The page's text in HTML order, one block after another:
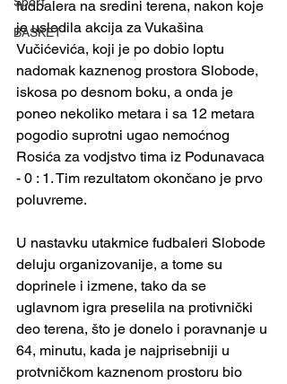
BASKET
fudbalera na sredini terena, nakon koje
je usledila akcija za Vukašina
Vučićevića, koji je po dobio loptu
nadomak kaznenog prostora Slobode,
iskosa po desnom boku, a onda je
poneo nekoliko metara i sa 12 metara
pogodio suprotni ugao nemoćnog
Rosića za vodjstvo tima iz Podunavaca
- 0 : 1. Tim rezultatom okončano je prvo
poluvreme.
U nastavku utakmice fudbaleri Slobode
deluju organizovanije, a tome su
doprinele i izmene, tako da se
uglavnom igra preselila na protivnički
deo terena, što je donelo i poravnanje u
64, minutu, kada je najprisebniji u
protvničkom kaznenom prostoru bio